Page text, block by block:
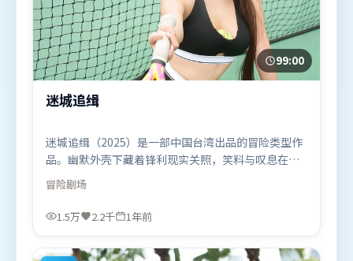
99:00
迷城追缉
迷城追缉（2025）是一部中国台湾出品的冒险类型作
品。幽默外壳下藏着锋利现实关照，笑料与叹息在同
一场景里并存。叙事线索多线并进，最终在关键节点
收束。由宁浩执导，艾米莉·布朗特、长泽雅美、刘
亦菲，迪皮卡·帕度柯妮等联袂出演。影片于2025年
冒险题材的观众观看。
冒险剧场
1.5万 2.2千 1年前